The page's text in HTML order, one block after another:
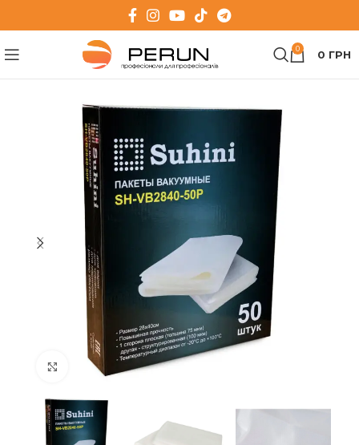
0 0 ГРН
Клацніть, щоб збільшити